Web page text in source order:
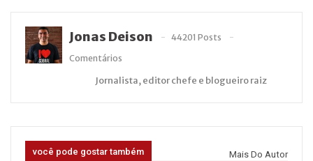
Jonas Deison
44201 Posts
Comentários
Jornalista, editor chefe e blogueiro raiz
você pode gostar também Mais Do Autor